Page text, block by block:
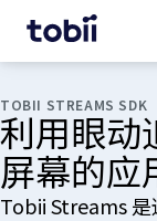
页
TOBII STREAMS SDK
利用眼动
屏幕的应
Tobii Streams